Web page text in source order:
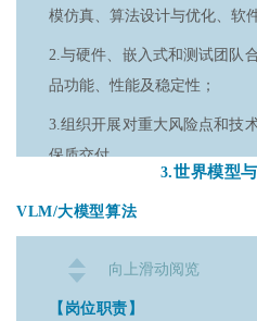
4.熟练运用Solidworks，Creo等
5.具备零部件力学分析、校核
强，具有良好的沟通协作能力。
模仿真、算法设计与优化、软
2.与硬件、嵌入式和测试团队
品功能、性能及稳定性；
3.组织开展对重大风险点和技
保质交付。
1.重点本科及以上学历，控制
有1~3年电机驱动开发工作经验
2.具有扎实的控制理论基础，
3.世界模型
VLM/大模型算法
向上滑动阅览
【岗位职责】